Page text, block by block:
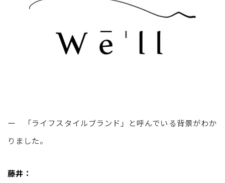
ー　「ライフスタイルブランド」と呼んでいる背景がわか
りました。
藤井：